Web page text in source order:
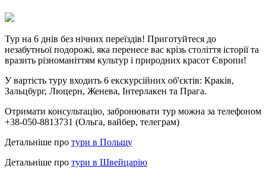
Тур на 6 днів без нічних переїздів! Приготуйтеся до
незабутньої подорожі, яка перенесе вас крізь століття історії та
вразить різноманіттям культур і природних красот Європи!
У вартість туру входить 6 екскурсійних об'єктів: Краків,
Зальцбург, Люцерн, Женева, Інтерлакен та Прага.
Отримати консультацію, забронювати тур можна за телефоном
+38-050-8813731 (Ольга, вайбер, телеграм)
Детальніше про тури в Польщу
Детальніше про тури в Швейцарію